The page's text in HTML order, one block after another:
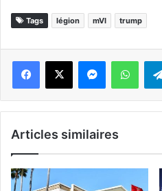
Tags légion mVI trump
WhatsApp
Articles similaires